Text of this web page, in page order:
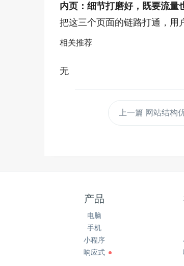
内页：细节打磨好，既要流量
把这三个页面的链路打通，用
相关推荐
无
上一篇 网站结构
产品
电脑
手机
小程序
响应式